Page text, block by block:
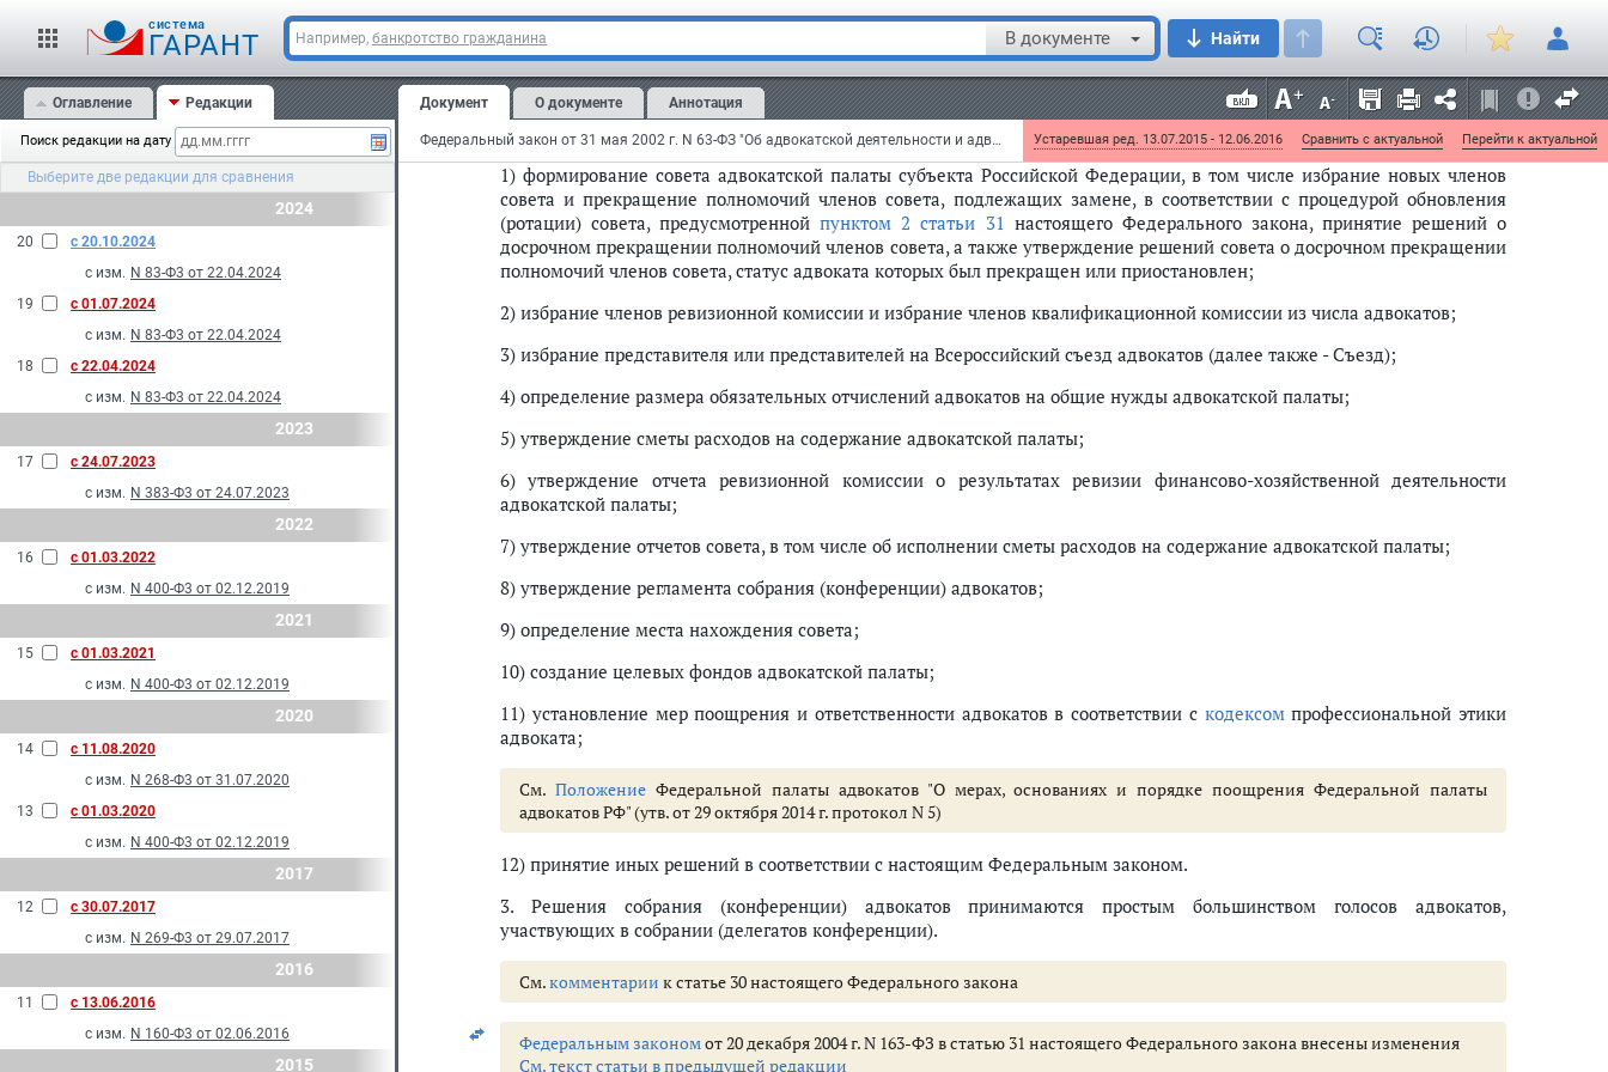
cистема
ГАРАНТ Например, банкротство гражданина В документе Найти
Оглавление Редакции
Поиск редакции на дату
Выберите две редакции для сравнения
2024
20
с 20.10.2024
с изм. N 83-Ф3 от 22.04.2024
19
с 01.07.2024
с изм. N 83-Ф3 от 22.04.2024
18
с 22.04.2024
с изм. N 83-Ф3 от 22.04.2024
2023
17
с 24.07.2023
с изм. N 383-Ф3 от 24.07.2023
2022
16
с 01.03.2022
с изм. N 400-Ф3 от 02.12.2019
2021
15
с 01.03.2021
с изм. N 400-Ф3 от 02.12.2019
2020
14
с 11.08.2020
с изм. N 268-Ф3 от 31.07.2020
13
с 01.03.2020
с изм. N 400-Ф3 от 02.12.2019
2017
12
с 30.07.2017
с изм. N 269-Ф3 от 29.07.2017
2016
11
с 13.06.2016
с изм. N 160-Ф3 от 02.06.2016
2015
Документ О документе Аннотация
Федеральный закон от 31 мая 2002 г. N 63-ФЗ "Об адвокатской деятельности и адвокатуре в Российской Федерации" Устаревшая ред. 13.07.2015 - 12.06.2016 Сравнить с актуальной Перейти к актуальной
Федеральным законом
от 20 декабря 2004 г. N 163-ФЗ пункт 2 статьи 30 настоящего Федерального закона изложен в новой
редакции
См. текст пункта в предыдущей редакции
2. К компетенции собрания (конференции) адвокатов относятся:
1) формирование совета адвокатской палаты субъекта Российской Федерации, в том числе избрание новых членов
совета и прекращение полномочий членов совета, подлежащих замене, в соответствии с процедурой обновления
(ротации) совета, предусмотреннойпунктом 2 статьи 31 настоящего Федерального закона, принятие решений о
досрочном прекращении полномочий членов совета, а также утверждение решений совета о досрочном прекращении
полномочий членов совета, статус адвоката которых был прекращен или приостановлен;
2) избрание членов ревизионной комиссии и избрание членов квалификационной комиссии из числа адвокатов;
3) избрание представителя или представителей на Всероссийский съезд адвокатов (далее также - Съезд);
4) определение размера обязательных отчислений адвокатов на общие нужды адвокатской палаты;
5) утверждение сметы расходов на содержание адвокатской палаты;
6) утверждение отчета ревизионной комиссии о результатах ревизии финансово-хозяйственной деятельности
адвокатской палаты;
7) утверждение отчетов совета, в том числе об исполнении сметы расходов на содержание адвокатской палаты;
8) утверждение регламента собрания (конференции) адвокатов;
9) определение места нахождения совета;
10) создание целевых фондов адвокатской палаты;
11) установление мер поощрения и ответственности адвокатов в соответствии с кодексомпрофессиональной этики
адвоката;
См. ПоложениеФедеральной палаты адвокатов "О мерах, основаниях и порядке поощрения Федеральной палаты
адвокатов РФ" (утв. от 29 октября 2014 г. протокол N 5)
12) принятие иных решений в соответствии с настоящим Федеральным законом.
3. Решения собрания (конференции) адвокатов принимаются простым большинством голосов адвокатов,
участвующих в собрании (делегатов конференции).
См.комментарии к статье 30 настоящего Федерального закона
Федеральным закономот 20 декабря 2004 г. N 163-ФЗ в статью 31 настоящего Федерального закона внесены изменения
См. текст статьи в предыдущей редакции